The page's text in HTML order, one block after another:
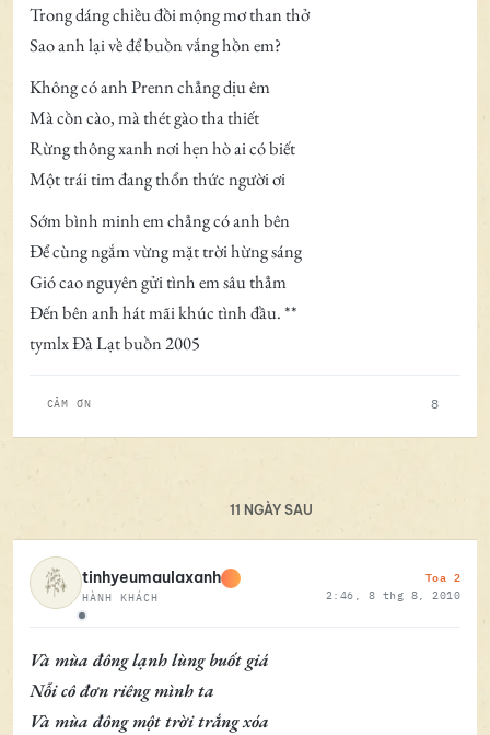
Trong dáng chiều đồi mộng mơ than thở
Sao anh lại về để buồn vắng hồn em?
Không có anh Prenn chẳng dịu êm
Mà cồn cào, mà thét gào tha thiết
Rừng thông xanh nơi hẹn hò ai có biết
Một trái tim đang thổn thức người ơi
Sớm bình minh em chẳng có anh bên
Để cùng ngắm vừng mặt trời hừng sáng
Gió cao nguyên gửi tình em sâu thẳm
Đến bên anh hát mãi khúc tình đầu. **
tymlx Đà Lạt buồn 2005
CẢM ƠN 8
11 NGÀY SAU
Ngoại tuyến
tinhyeumaulaxanh
HÀNH KHÁCH
Toa 2
2:46, 8 thg 8, 2010
Và mùa đông lạnh lùng buốt giá
Nỗi cô đơn riêng mình ta
Và mùa đông một trời trắng xóa